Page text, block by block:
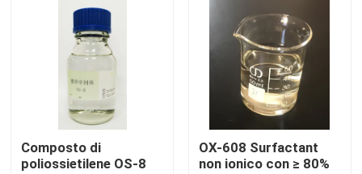
Composto di
poliossietilene OS-8
OX-608 Surfactant
non ionico con ≥ 80%